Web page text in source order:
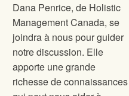
Dana Penrice, de Holistic
Management Canada, se
joindra à nous pour guider
notre discussion. Elle
apporte une grande
richesse de connaissances